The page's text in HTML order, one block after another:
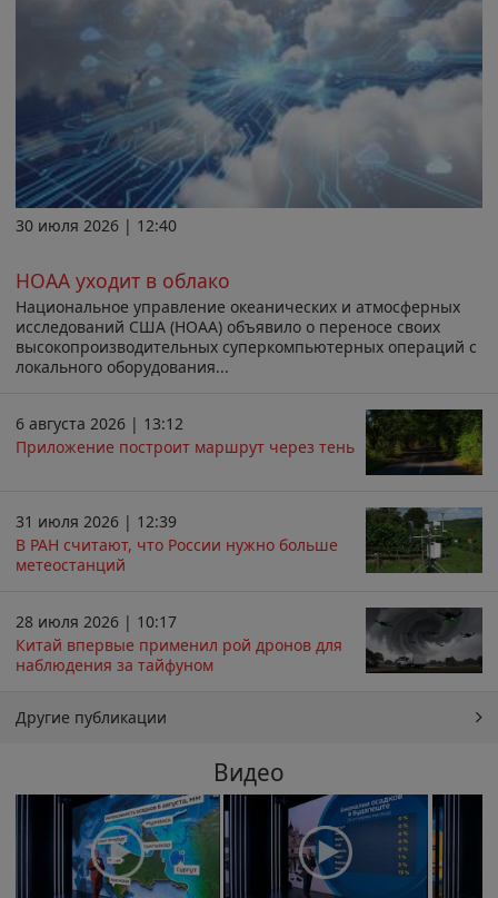
30 июля 2026 | 12:40
НОАА уходит в облако
Национальное управление океанических и атмосферных
исследований США (НОАА) объявило о переносе своих
высокопроизводительных суперкомпьютерных операций с
локального оборудования...
6 августа 2026 | 13:12
Приложение построит маршрут через тень
31 июля 2026 | 12:39
В РАН считают, что России нужно больше
метеостанций
28 июля 2026 | 10:17
Китай впервые применил рой дронов для
наблюдения за тайфуном
Другие публикации
Видео